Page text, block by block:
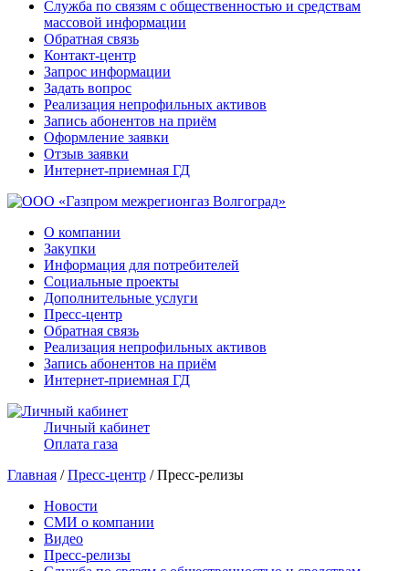
Служба по связям с общественностью и средствам
массовой информации
Обратная связь
Контакт-центр
Запрос информации
Задать вопрос
Реализация непрофильных активов
Запись абонентов на приём
Оформление заявки
Отзыв заявки
Интернет-приемная ГД
О компании
Закупки
Информация для потребителей
Социальные проекты
Дополнительные услуги
Пресс-центр
Обратная связь
Реализация непрофильных активов
Запись абонентов на приём
Интернет-приемная ГД
Личный кабинет
Оплата газа
Главная /Пресс-центр / Пресс-релизы
Новости
СМИ о компании
Видео
Пресс-релизы